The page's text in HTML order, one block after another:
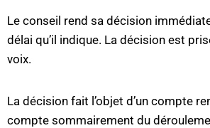
Le conseil rend sa décision
délai qu’il indique. La décision est
voix.
La décision fait l’objet d’un compte
compte sommairement du